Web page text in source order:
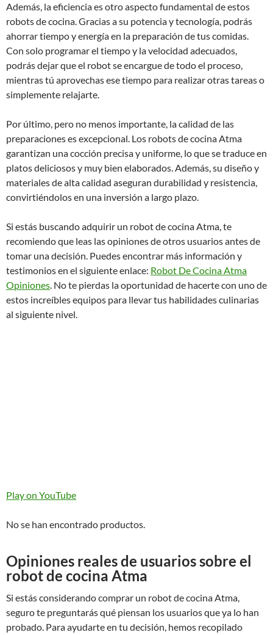
Además, la eficiencia es otro aspecto fundamental de estos
robots de cocina. Gracias a su potencia y tecnología, podrás
ahorrar tiempo y energía en la preparación de tus comidas.
Con solo programar el tiempo y la velocidad adecuados,
podrás dejar que el robot se encargue de todo el proceso,
mientras tú aprovechas ese tiempo para realizar otras tareas o
simplemente relajarte.
Por último, pero no menos importante, la calidad de las
preparaciones es excepcional. Los robots de cocina Atma
garantizan una cocción precisa y uniforme, lo que se traduce en
platos deliciosos y muy bien elaborados. Además, su diseño y
materiales de alta calidad aseguran durabilidad y resistencia,
convirtiéndolos en una inversión a largo plazo.
Si estás buscando adquirir un robot de cocina Atma, te
recomiendo que leas las opiniones de otros usuarios antes de
tomar una decisión. Puedes encontrar más información y
testimonios en el siguiente enlace: Robot De Cocina Atma
Opiniones. No te pierdas la oportunidad de hacerte con uno de
estos increíbles equipos para llevar tus habilidades culinarias
al siguiente nivel.
Play on YouTube
No se han encontrado productos.
Opiniones reales de usuarios sobre el
robot de cocina Atma
Si estás considerando comprar un robot de cocina Atma,
seguro te preguntarás qué piensan los usuarios que ya lo han
probado. Para ayudarte en tu decisión, hemos recopilado